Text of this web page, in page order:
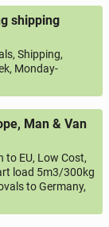
shipping
Shipping,
Monday-
Man & Van
to EU, Low Cost,
load 5m3/300kg
to Germany,